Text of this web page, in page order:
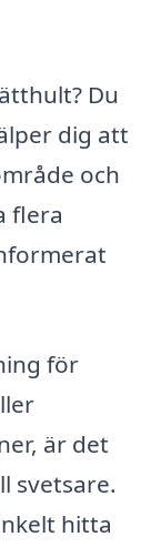
Du
dig att
och
flera
för
är det
svetsare.
hitta